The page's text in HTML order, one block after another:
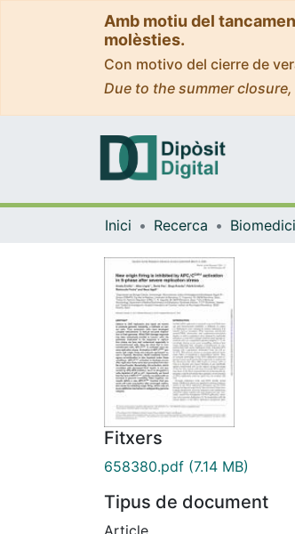
Amb motiu del
molèsties.
Con motivo del cierre de
Due to the summer
Inici Recerca
Fitxers
658380.pdf (7.14 MB)
Tipus de document